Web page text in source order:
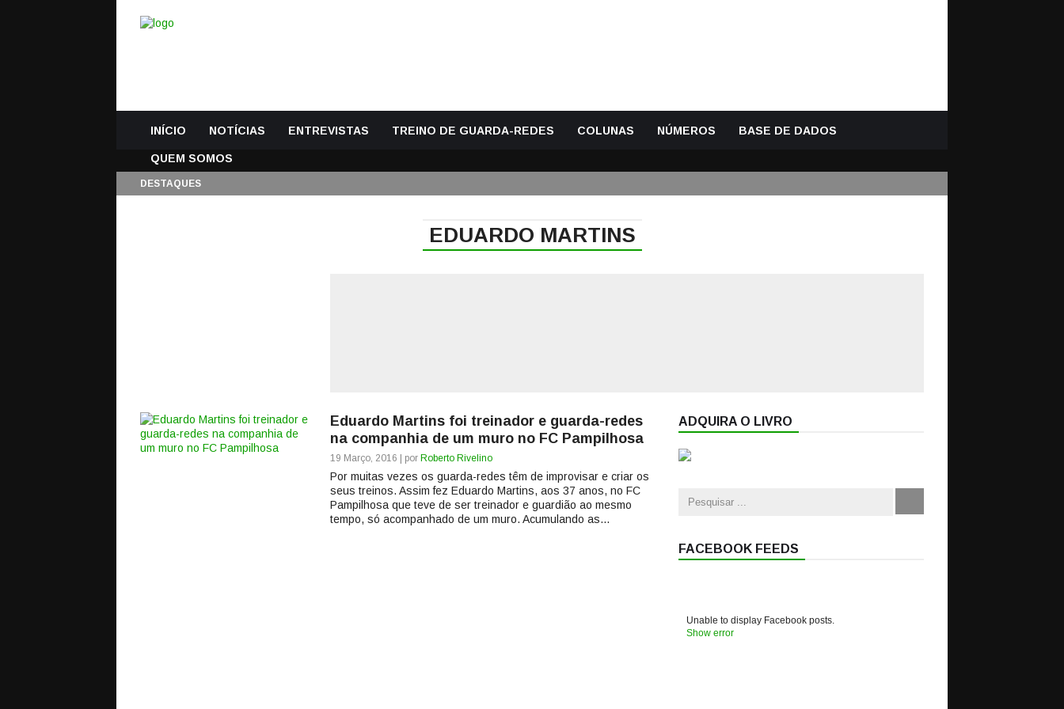
INÍCIO NOTÍCIAS ENTREVISTAS TREINO DE GUARDA-REDES COLUNAS NÚMEROS BASE DE DADOS
QUEM SOMOS
DESTAQUES
EDUARDO MARTINS
Eduardo Martins foi treinador e guarda-redes
na companhia de um muro no FC Pampilhosa
19 Março, 2016 | por Roberto Rivelino
Por muitas vezes os guarda-redes têm de improvisar e criar os
seus treinos. Assim fez Eduardo Martins, aos 37 anos, no FC
Pampilhosa que teve de ser treinador e guardião ao mesmo
tempo, só acompanhado de um muro. Acumulando as...
ADQUIRA O LIVRO
FACEBOOK FEEDS
Unable to display Facebook posts.
Show error